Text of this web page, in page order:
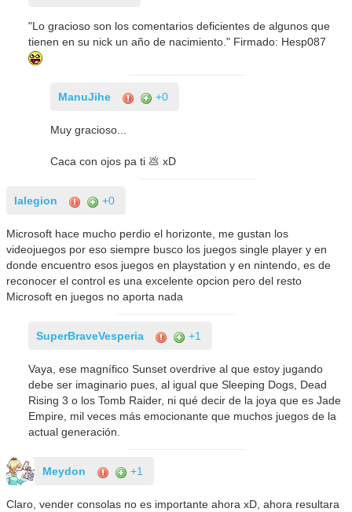
"Lo gracioso son los comentarios deficientes de algunos que
tienen en su nick un año de nacimiento." Firmado: Hesp087
ManuJihe +0
Muy gracioso...
Caca con ojos pa ti 💩 xD
lalegion +0
Microsoft hace mucho perdio el horizonte, me gustan los
videojuegos por eso siempre busco los juegos single player y en
donde encuentro esos juegos en playstation y en nintendo, es de
reconocer el control es una excelente opcion pero del resto
Microsoft en juegos no aporta nada
SuperBraveVesperia +1
Vaya, ese magnífico Sunset overdrive al que estoy jugando
debe ser imaginario pues, al igual que Sleeping Dogs, Dead
Rising 3 o los Tomb Raider, ni qué decir de la joya que es Jade
Empire, mil veces más emocionante que muchos juegos de la
actual generación.
Meydon +1
Claro, vender consolas no es importante ahora xD, ahora resultara